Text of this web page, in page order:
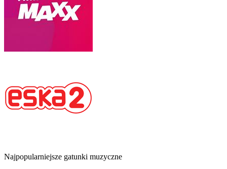
Najpopularniejsze gatunki muzyczne